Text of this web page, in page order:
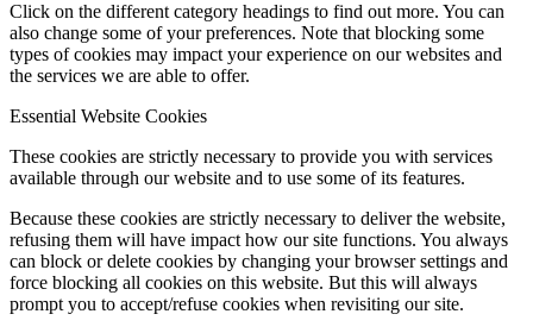
Click on the different category headings to find out more. You can
also change some of your preferences. Note that blocking some
types of cookies may impact your experience on our websites and
the services we are able to offer.
Essential Website Cookies
These cookies are strictly necessary to provide you with services
available through our website and to use some of its features.
Because these cookies are strictly necessary to deliver the website,
refusing them will have impact how our site functions. You always
can block or delete cookies by changing your browser settings and
force blocking all cookies on this website. But this will always
prompt you to accept/refuse cookies when revisiting our site.